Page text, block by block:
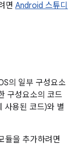
면 Android 스튜디
의 일부 구성요소
구성요소의 코드
사용된 코드)와 별
듈을 추가하려면